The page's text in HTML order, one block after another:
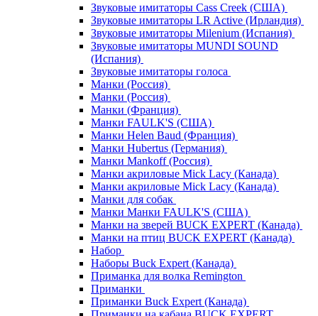
Звуковые имитаторы Cass Creek (США)
Звуковые имитаторы LR Active (Ирландия)
Звуковые имитаторы Milenium (Испания)
Звуковые имитаторы MUNDI SOUND
(Испания)
Звуковые имитаторы голоса
Манки (Россия)
Манки (Россия)
Манки (Франция)
Манки FAULK'S (США)
Манки Helen Baud (Франция)
Манки Hubertus (Германия)
Манки Mankoff (Россия)
Манки акриловые Mick Lacy (Канада)
Манки акриловые Mick Lacy (Канада)
Манки для собак
Манки Манки FAULK'S (США)
Манки на зверей BUCK EXPERT (Канада)
Манки на птиц BUCK EXPERT (Канада)
Набор
Наборы Buck Expert (Канада)
Приманка для волка Remington
Приманки
Приманки Buck Expert (Канада)